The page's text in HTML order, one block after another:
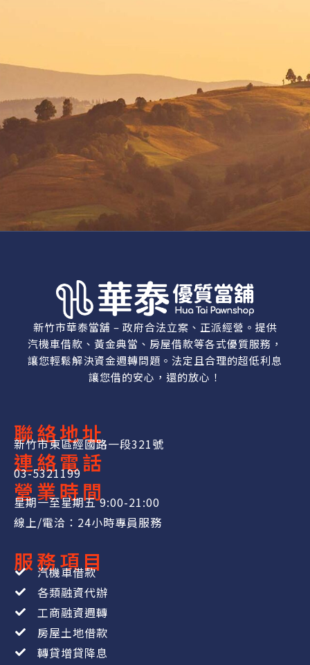
新竹市華泰當舖 – 政府合法立案、正派經營。提供
汽機車借款、黃金典當、房屋借款等各式優質服務，
讓您輕鬆解決資金週轉問題。法定且合理的超低利息
讓您借的安心，還的放心！
聯絡地址
新竹市東區經國路一段321號
連絡電話
03-5321199
營業時間
星期一至星期五 9:00-21:00
線上/電洽：24小時專員服務
服務項目
汽機車借款
各類融資代辦
工商融資週轉
房屋土地借款
轉貸增貸降息